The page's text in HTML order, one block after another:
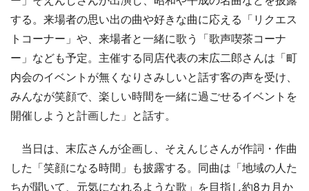
する。来場者の思い出の曲や好きな曲に応える「リクエス
トコーナー」や、来場者と一緒に歌う「歌声喫茶コーナ
ー」なども予定。主催する同店代表の末広二郎さんは「町
内会のイベントが無くなりさみしいと話す客の声を受け、
みんなが笑顔で、楽しい時間を一緒に過ごせるイベントを
開催しようと計画した」と話す。
当日は、末広さんが企画し、そえんじさんが作詞・作曲
した「笑顔になる時間」も披露する。同曲は「地域の人た
ちが聞いて、元気になれるような歌」を目指し約8カ月か